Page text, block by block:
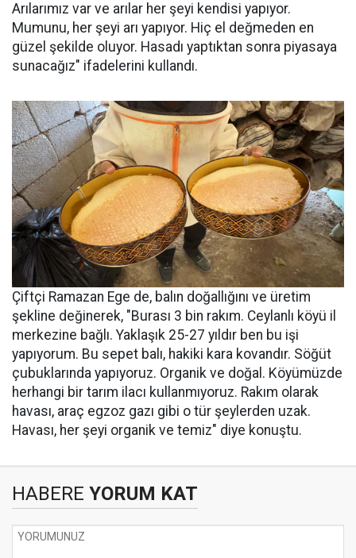
Arılarımız var ve arılar her şeyi kendisi yapıyor.
Mumunu, her şeyi arı yapıyor. Hiç el değmeden en
güzel şekilde oluyor. Hasadı yaptıktan sonra piyasaya
sunacağız" ifadelerini kullandı.
Çiftçi Ramazan Ege de, balın doğallığını ve üretim
şekline değinerek, "Burası 3 bin rakım. Ceylanlı köyü il
merkezine bağlı. Yaklaşık 25-27 yıldır ben bu işi
yapıyorum. Bu sepet balı, hakiki kara kovandır. Söğüt
çubuklarında yapıyoruz. Organik ve doğal. Köyümüzde
herhangi bir tarım ilacı kullanmıyoruz. Rakım olarak
havası, araç egzoz gazı gibi o tür şeylerden uzak.
Havası, her şeyi organik ve temiz" diye konuştu.
HABERE YORUM KAT